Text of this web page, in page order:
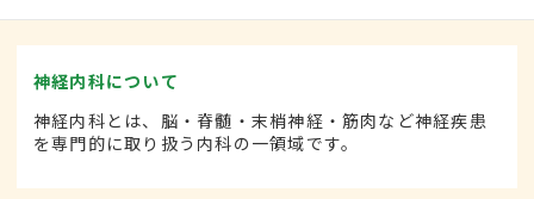
神経内科について
神経内科とは、脳・脊髄・末梢神経・筋肉など神経疾患
を専門的に取り扱う内科の一領域です。